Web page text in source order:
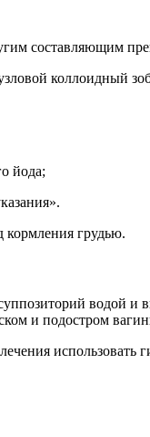
составляющим
коллоидный
йода;
кормления грудью.
водой
и подостром